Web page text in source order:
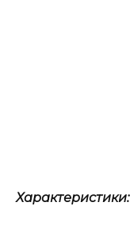
Характеристики: